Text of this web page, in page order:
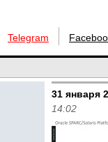
Telegram
31 января
14:02